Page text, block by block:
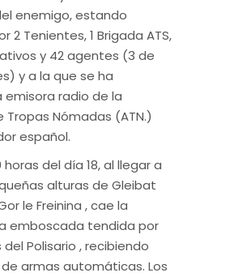
enemigo, estando
2 Tenientes, 1 Brigada ATS,
y 42 agentes (3 de
y a la que se ha
radio de la
Tropas Nómadas (ATN.)
español.
horas del día 18, al llegar a
alturas de Gleibat
le Freinina , cae la
emboscada tendida por
del Polisario , recibiendo
armas automáticas. Los